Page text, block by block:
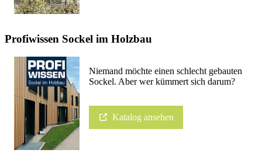
Profiwissen Sockel im Holzbau
Niemand möchte einen schlecht gebauten
Sockel. Aber wer kümmert sich darum?
Katalog ansehen